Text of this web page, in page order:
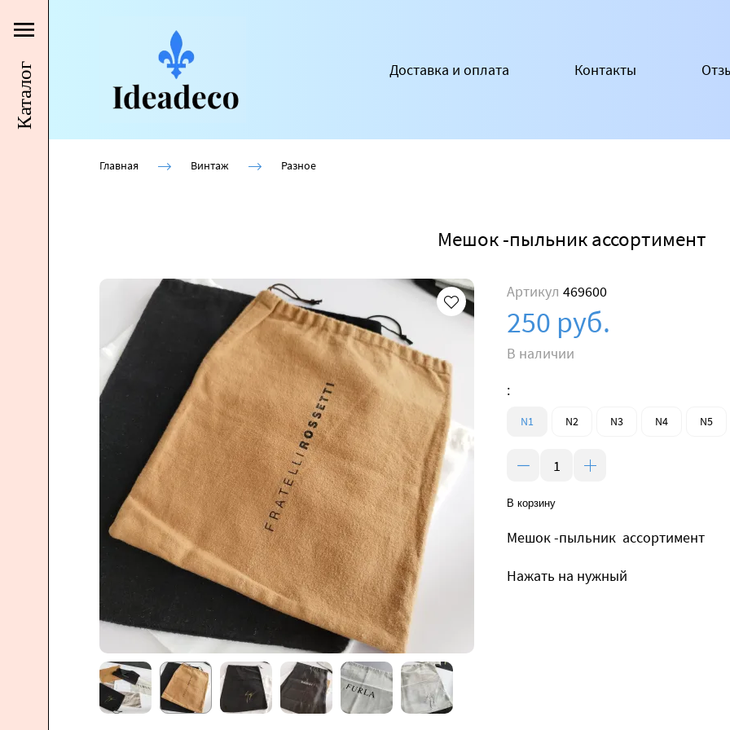
Доставка и оплата Контакты
Каталог
Главная Винтаж Разное
Мешок -пыльник ассортимент
Артикул 469600
250 руб.
В наличии
:
N1 N2 N3 N4 N5
В корзину
Мешок -пыльник ассортимент
Нажать на нужный